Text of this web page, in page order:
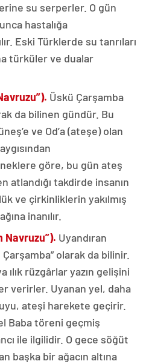
su serperler. O gün
hastalığa
Eski Türklerde su tanrıları
türküler ve dualar
Üskü Çarşamba
da bilinen gündür. Bu
ve Od’a (ateşe) olan
göre, bu gün ateş
atlandığı takdirde insanın
ve çirkinliklerin yakılmış
inanılır.
Navruzu”). Uyandıran
olarak da bilinir.
ılık rüzgârlar yazın gelişini
verirler. Uyanan yel, daha
ateşi harekete geçirir.
Baba töreni geçmiş
ile ilgilidir. O gece söğüt
başka bir ağacın altına